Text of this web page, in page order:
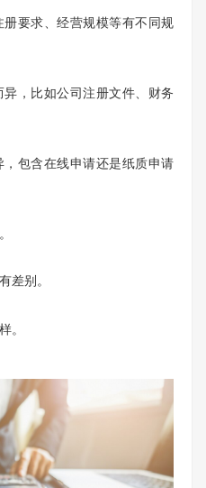
要求、经营规模等有不同规
，比如公司注册文件、财务
包含在线申请还是纸质申请
别。
。